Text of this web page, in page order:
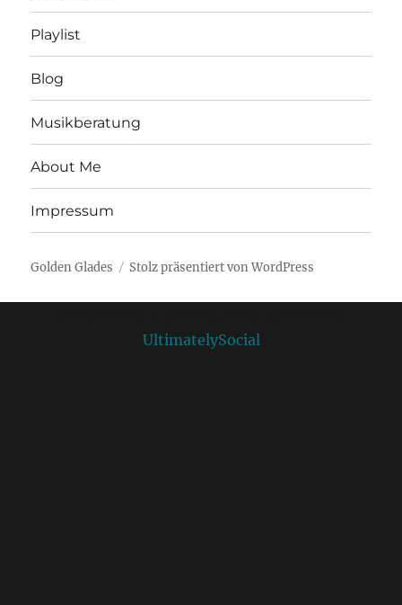
Playlist
Blog
Musikberatung
About Me
Impressum
Golden Glades Stolz präsentiert von WordPress
UltimatelySocial